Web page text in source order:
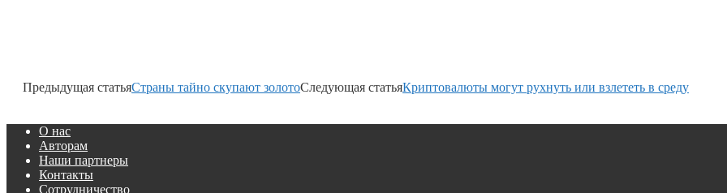
Предыдущая статьяСтраны тайно скупают золотоСледующая статьяКриптовалюты могут рухнуть или взлететь в среду
О нас
Авторам
Наши партнеры
Контакты
Сотрудничество